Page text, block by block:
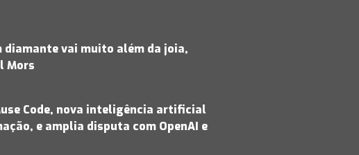
diamante vai muito além da joia,
Mors
Code, nova inteligência artificial
e amplia disputa com OpenAI e